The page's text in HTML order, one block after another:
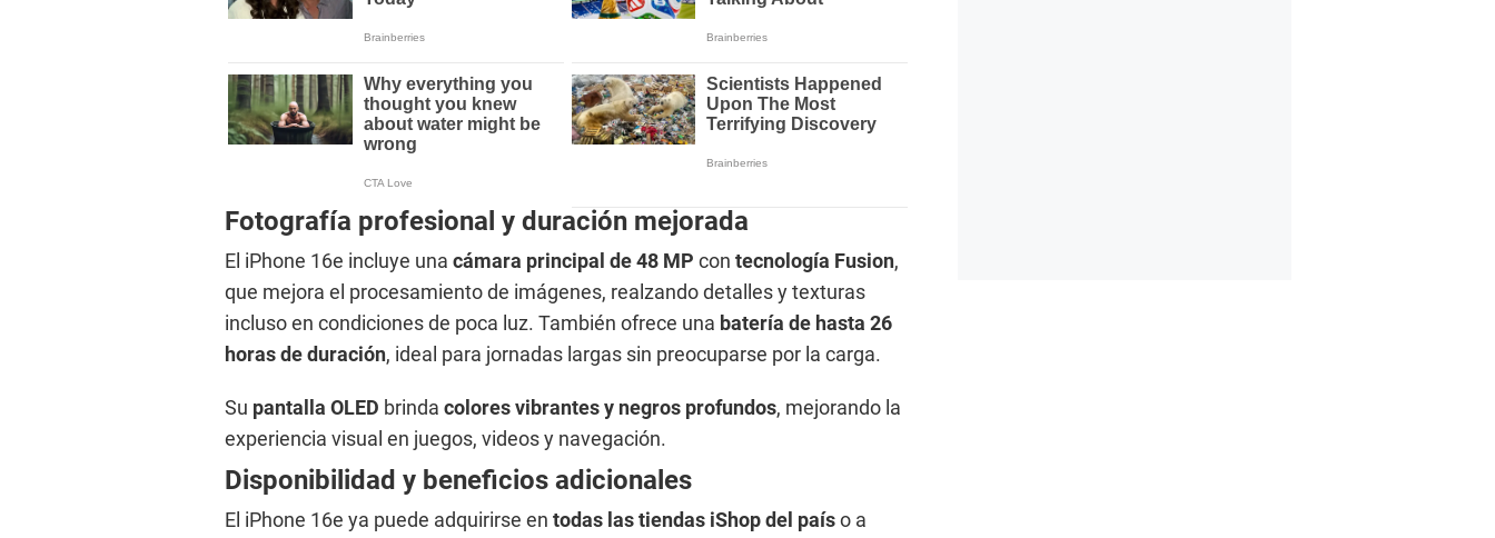
Fotografía profesional y duración mejorada
El iPhone 16e incluye una cámara principal de 48 MP con tecnología Fusion,
que mejora el procesamiento de imágenes, realzando detalles y texturas
incluso en condiciones de poca luz. También ofrece una batería de hasta 26
horas de duración, ideal para jornadas largas sin preocuparse por la carga.
Su pantalla OLED brinda colores vibrantes y negros profundos, mejorando la
experiencia visual en juegos, videos y navegación.
Disponibilidad y beneficios adicionales
El iPhone 16e ya puede adquirirse en todas las tiendas iShop del paíso a